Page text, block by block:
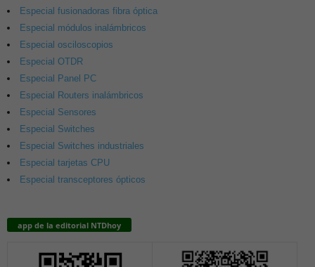
Especial fusionadoras fibra óptica
Especial módulos inalámbricos
Especial osciloscopios
Especial OTDR
Especial Panel PC
Especial Routers inalámbricos
Especial Sensores
Especial Switches
Especial Switches industriales
Especial tarjetas CPU
Especial transceptores ópticos
app de la editorial NTDhoy